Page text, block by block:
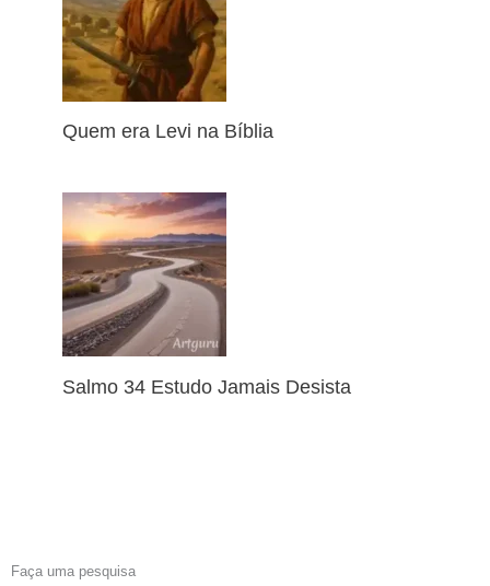
Quem era Levi na Bíblia
Salmo 34 Estudo Jamais Desista
Faça uma pesquisa